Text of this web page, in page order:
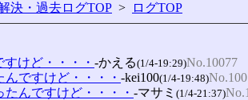
決・過去ログTOP > ログTOP
けど・・・・ -かえる(1/4-19:29)No.10077
んですけど・・・・ -kei100(1/4-19:48)
たんですけど・・・・ -マサミ (1/4-21:37)